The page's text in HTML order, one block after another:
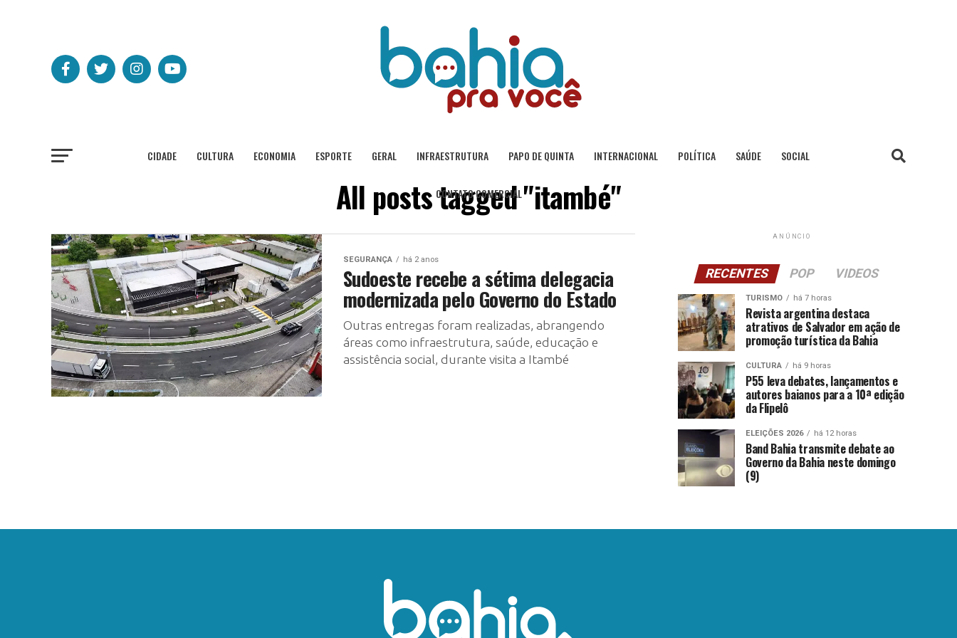
CIDADE CULTURA ECONOMIA ESPORTE GERAL INFRAESTRUTURA PAPO DE QUINTA INTERNACIONAL POLÍTICA SAÚDE SOCIAL
CONTATO COMERCIAL
All posts tagged "itambé"
SEGURANÇA há 2 anos
Sudoeste recebe a sétima delegacia
modernizada pelo Governo do Estado
Outras entregas foram realizadas, abrangendo
áreas como infraestrutura, saúde, educação e
assistência social, durante visita a Itambé
ANÚNCIO
RECENTES POP VIDEOS
TURISMO há 7 horas
Revista argentina destaca
atrativos de Salvador em ação de
promoção turística da Bahia
CULTURA há 9 horas
P55 leva debates, lançamentos e
autores baianos para a 10ª edição
da Flipelô
ELEIÇÕES 2026 há 12 horas
Band Bahia transmite debate ao
Governo da Bahia neste domingo
(9)